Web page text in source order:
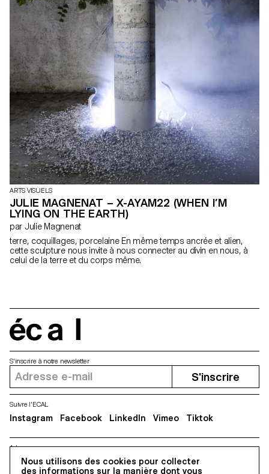
ARTS VISUELS
JULIE MAGNENAT – X-AYAM22 (WHEN I’M
LYING ON THE EARTH)
par Julie Magnenat
terre, coquillages, porcelaine En même temps ancrée et alien,
cette sculpture nous invite à nous connecter au divin en nous, à
celui de la terre et du corps même.
Nous utilisons des cookies pour collecter
des informations sur la manière dont vous
Adresse
5, avenue du Temple, CH-1020 Renens
S'inscrire à notre newsletter
S'inscrire
Suivre l'ECAL
Instagram Facebook LinkedIn Vimeo Tiktok